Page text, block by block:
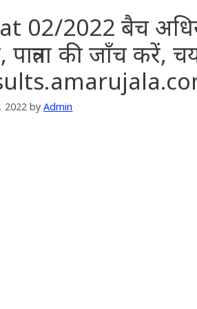
02/2022 बैच
पात्रता की जाँच
2022 byAdmin